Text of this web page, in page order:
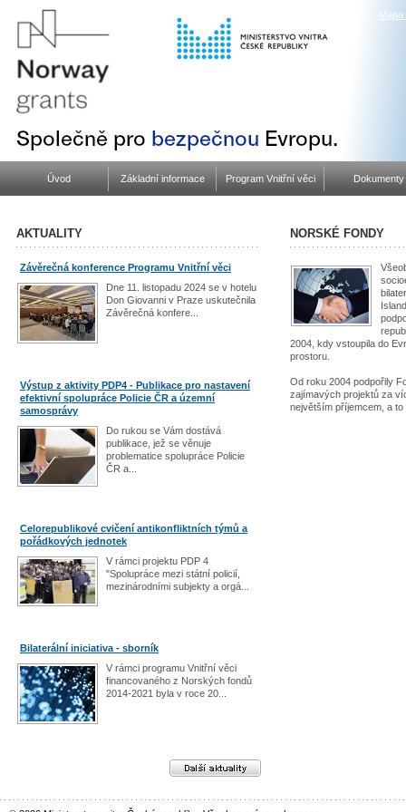
Úvod Základní informace Program Vnitřní věci Dokumenty
AKTUALITY
Závěrečná konference Programu Vnitřní věci
Dne 11. listopadu 2024 se v hotelu
Don Giovanni v Praze uskutečnila
Závěrečná konfere...
Výstup z aktivity PDP4 - Publikace pro nastavení
efektivní spolupráce Policie ČR a územní
samosprávy
Do rukou se Vám dostává
publikace, jež se věnuje
problematice spolupráce Policie
ČR a...
Celorepublikové cvičení antikonfliktních týmů a
pořádkových jednotek
V rámci projektu PDP 4
"Spolupráce mezi státní policií,
mezinárodními subjekty a orgá...
Bilaterální iniciativa - sborník
V rámci programu Vnitřní věci
financovaného z Norských fondů
2014-2021 byla v roce 20...
Další aktuality
NORSKÉ FONDY
2004, kdy vstoupila do
prostoru.
Od roku 2004 podpořily
zajímavých projektů za
největším příjemcem, a